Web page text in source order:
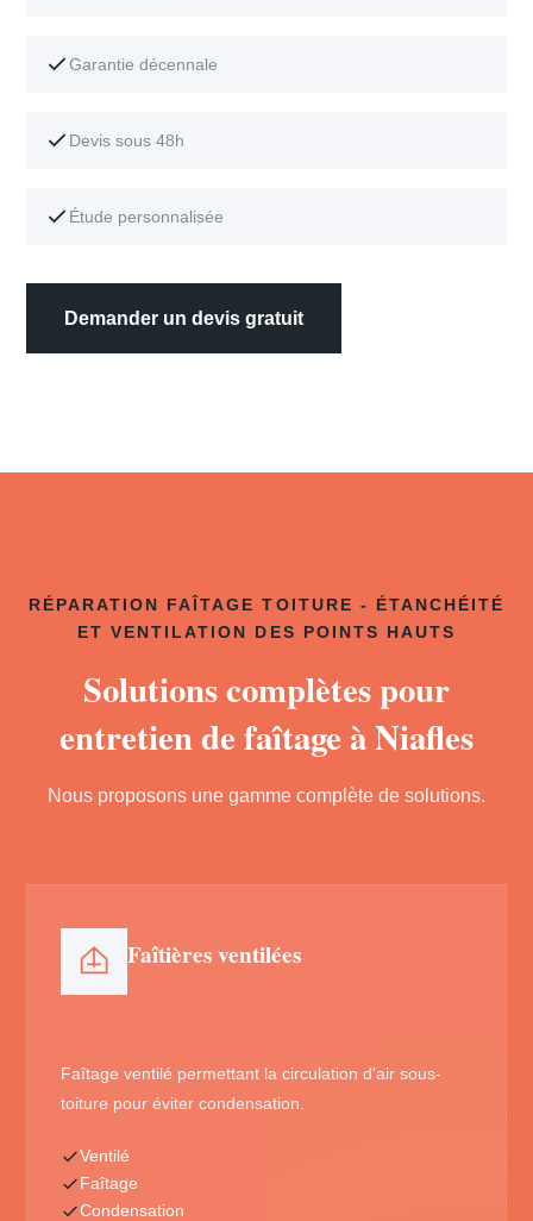
Garantie décennale
Devis sous 48h
Étude personnalisée
Demander un devis gratuit
RÉPARATION FAÎTAGE TOITURE - ÉTANCHÉITÉ
ET VENTILATION DES POINTS HAUTS
Solutions complètes pour
entretien de faîtage à Niafles
Nous proposons une gamme complète de solutions.
Faîtières ventilées
Faîtage ventilé permettant la circulation d'air sous-
toiture pour éviter condensation.
Ventilé
Faîtage
Condensation